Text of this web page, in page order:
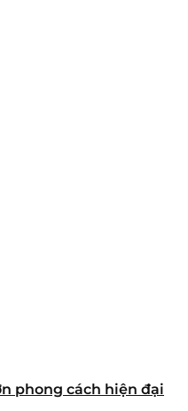
phong cách hiện đại